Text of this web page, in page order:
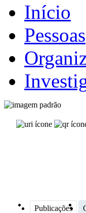
Início
Pessoas
Publicações